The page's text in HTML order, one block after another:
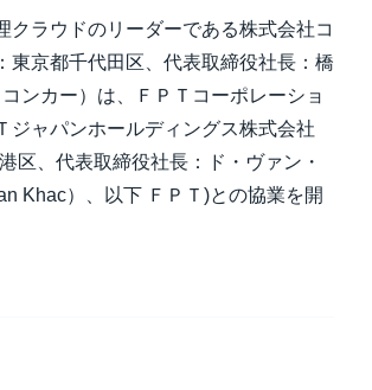
クラウドのリーダーである株式会社コ
東京都千代田区、代表取締役社長：橋
ンカー）は、ＦＰＴコーポレーショ
ジャパンホールディングス株式会社
区、代表取締役社長：ド・ヴァン・
Khac）、以下 ＦＰＴ)との協業を開